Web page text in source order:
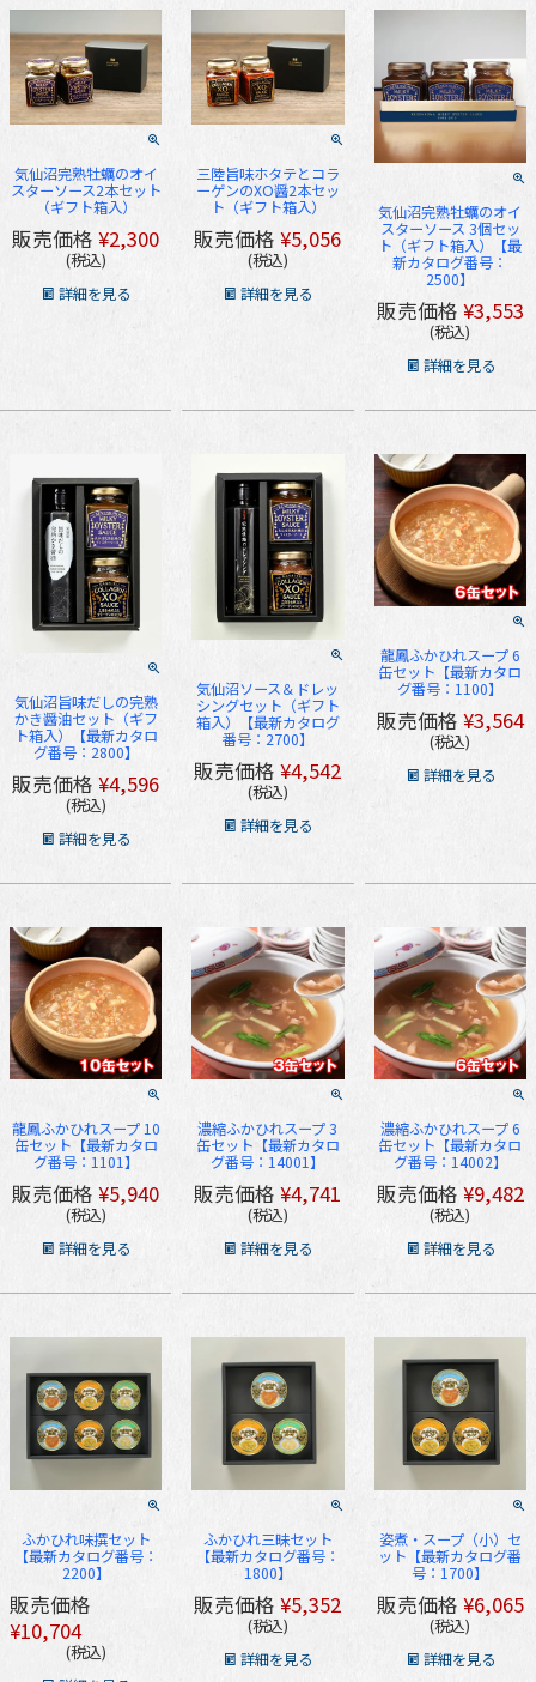
気仙沼完熟牡蠣のオイ
スターソース2本セット
（ギフト箱入）
販売価格 ¥2,300
税込
詳細を見る
三陸旨味ホタテとコラ
ーゲンのXO醤2本セッ
ト（ギフト箱入）
販売価格 ¥5,056
税込
詳細を見る
気仙沼完熟牡蠣のオイ
スターソース 3個セッ
ト（ギフト箱入）【最
新カタログ番号：
2500】
販売価格 ¥3,553
税込
詳細を見る
気仙沼旨味だしの完熟
かき醤油セット（ギフ
ト箱入）【最新カタロ
グ番号：2800】
販売価格 ¥4,596
税込
詳細を見る
気仙沼ソース＆ドレッ
シングセット（ギフト
箱入）【最新カタログ
番号：2700】
販売価格 ¥4,542
税込
詳細を見る
龍鳳ふかひれスープ 6
缶セット【最新カタロ
グ番号：1100】
販売価格 ¥3,564
税込
詳細を見る
龍鳳ふかひれスープ 10
缶セット【最新カタロ
グ番号：1101】
販売価格 ¥5,940
税込
詳細を見る
濃縮ふかひれスープ 3
缶セット【最新カタロ
グ番号：14001】
販売価格 ¥4,741
税込
詳細を見る
濃縮ふかひれスープ 6
缶セット【最新カタロ
グ番号：14002】
販売価格 ¥9,482
税込
詳細を見る
ふかひれ味撰セット
【最新カタログ番号：
2200】
販売価格
¥10,704
税込
ふかひれ三昧セット
【最新カタログ番号：
1800】
販売価格 ¥5,352
税込
詳細を見る
姿煮・スープ（小）セ
ット【最新カタログ番
号：1700】
販売価格 ¥6,065
税込
詳細を見る